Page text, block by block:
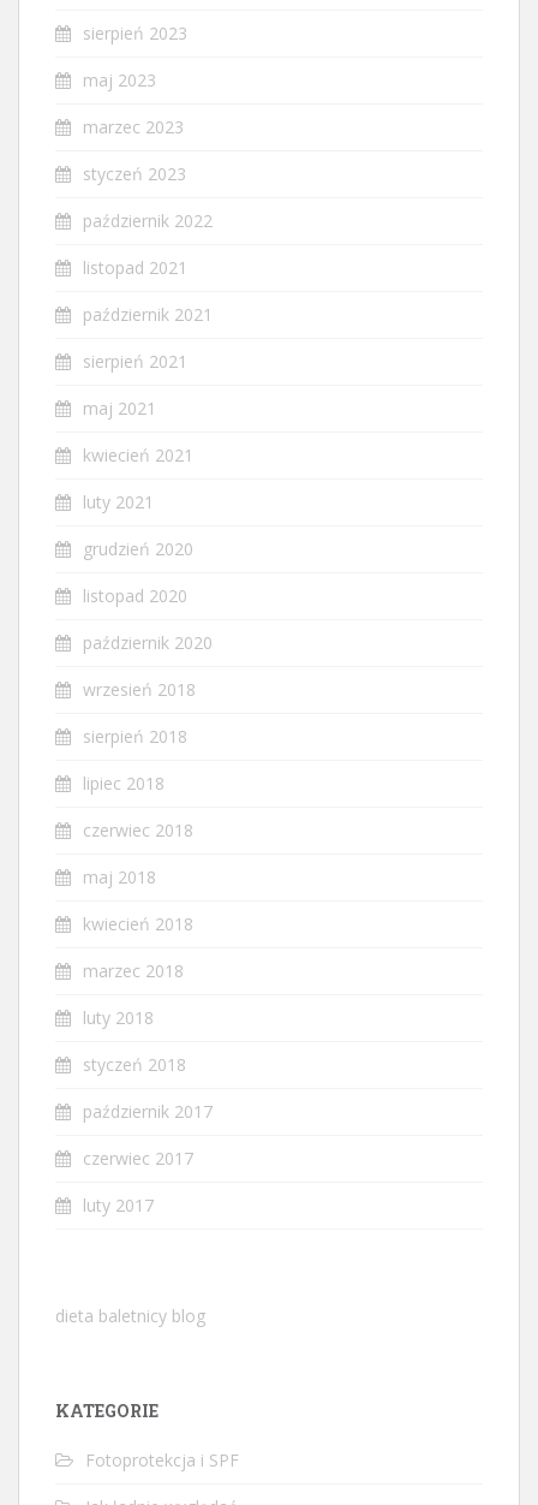
sierpień 2023
maj 2023
marzec 2023
styczeń 2023
październik 2022
listopad 2021
październik 2021
sierpień 2021
maj 2021
kwiecień 2021
luty 2021
grudzień 2020
listopad 2020
październik 2020
wrzesień 2018
sierpień 2018
lipiec 2018
czerwiec 2018
maj 2018
kwiecień 2018
marzec 2018
luty 2018
styczeń 2018
październik 2017
czerwiec 2017
luty 2017
dieta baletnicy blog
KATEGORIE
Fotoprotekcja i SPF